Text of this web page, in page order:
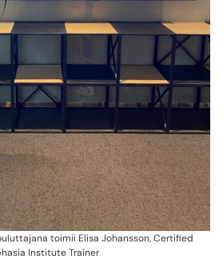
toimii Elisa Johansson, Certified
Institute Trainer